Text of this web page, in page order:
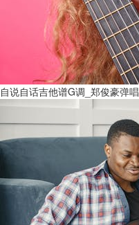
自说自话吉他谱G调_郑俊豪弹